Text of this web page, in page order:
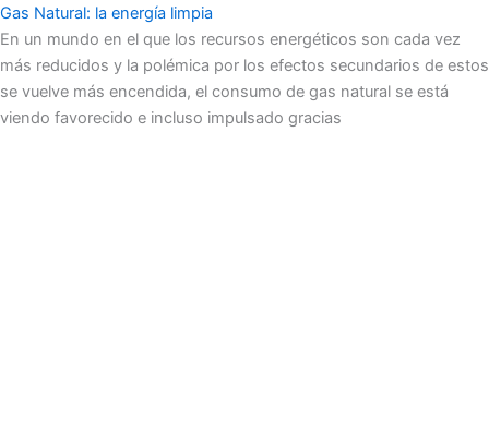
Gas Natural: la energía limpia
En un mundo en el que los recursos energéticos son cada vez
más reducidos y la polémica por los efectos secundarios de estos
se vuelve más encendida, el consumo de gas natural se está
viendo favorecido e incluso impulsado gracias